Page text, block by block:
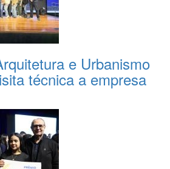
e Urbanismo
técnica a empresa